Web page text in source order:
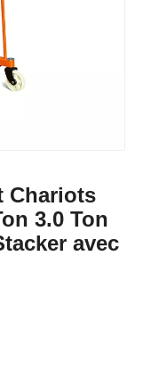
Chariots
3.0 Ton
avec